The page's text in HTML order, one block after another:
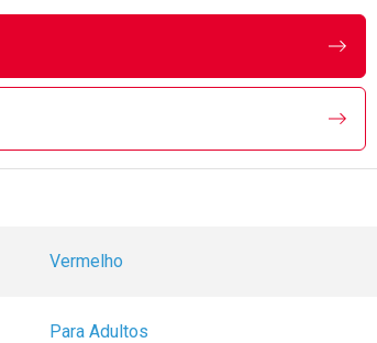
Vermelho
Para Adultos